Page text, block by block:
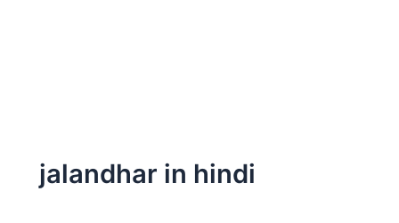
jalandhar in hindi